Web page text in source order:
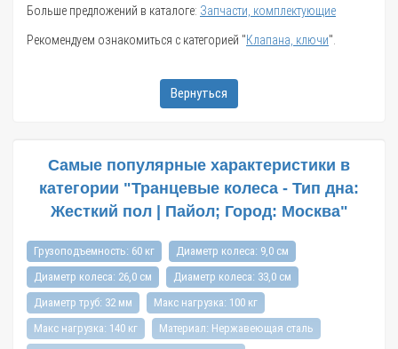
Больше предложений в каталоге: Запчасти, комплектующие
Рекомендуем ознакомиться с категорией "Клапана, ключи".
Вернуться
Самые популярные характеристики в
категории "Транцевые колеса - Тип дна:
Жесткий пол | Пайол; Город: Москва"
Грузоподъемность: 60 кг
Диаметр колеса: 9,0 см
Диаметр колеса: 26,0 см
Диаметр колеса: 33,0 см
Диаметр труб: 32 мм
Макс нагрузка: 100 кг
Макс нагрузка: 140 кг
Материал: Нержавеющая сталь